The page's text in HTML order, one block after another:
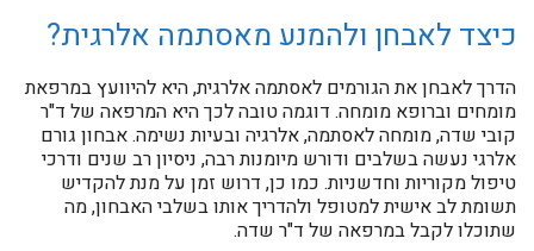
כיצד לאבחן ולהמנע מאסתמה אלרגית?
הדרך לאבחן את הגורמים לאסתמה אלרגית, היא להיוועץ במרפאת
מומחים וברופא מומחה. דוגמה טובה לכך היא המרפאה של ד"ר
קובי שדה, מומחה לאסתמה, אלרגיה ובעיות נשימה. אבחון גורם
אלרגי נעשה בשלבים ודורש מיומנות רבה, ניסיון רב שנים ודרכי
טיפול מקוריות וחדשניות. כמו כן, דרוש זמן על מנת להקדיש
תשומת לב אישית למטופל ולהדריך אותו בשלבי האבחון, מה
שתוכלו לקבל במרפאה של ד"ר שדה.